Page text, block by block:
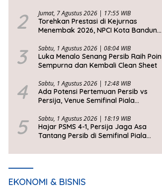
2 Jumat, 7 Agustus 2026 | 17:55 WIB
Torehkan Prestasi di Kejurnas
Menembak 2026, NPCI Kota Bandung
3 Sabtu, 1 Agustus 2026 | 08:04 WIB
Luka Menalo Senang Persib Raih Poin
Sempurna dan Kembali Clean Sheet
4 Sabtu, 1 Agustus 2026 | 12:48 WIB
Ada Potensi Pertemuan Persib vs
Persija, Venue Semifinal Piala
5 Sabtu, 1 Agustus 2026 | 18:19 WIB
Hajar PSMS 4-1, Persija Jaga Asa
Tantang Persib di Semifinal Piala
EKONOMI & BISNIS